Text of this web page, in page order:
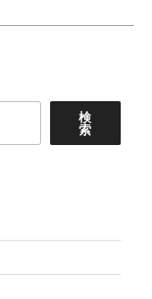
検
索